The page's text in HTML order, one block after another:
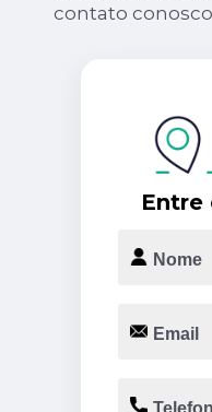
contato
Entre